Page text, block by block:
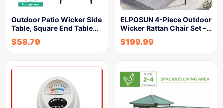
Outdoor Patio Wicker Side
Table, Square End Table…
$58.79
ELPOSUN 4-Piece Outdoor
Wicker Rattan Chair Set –…
$199.99